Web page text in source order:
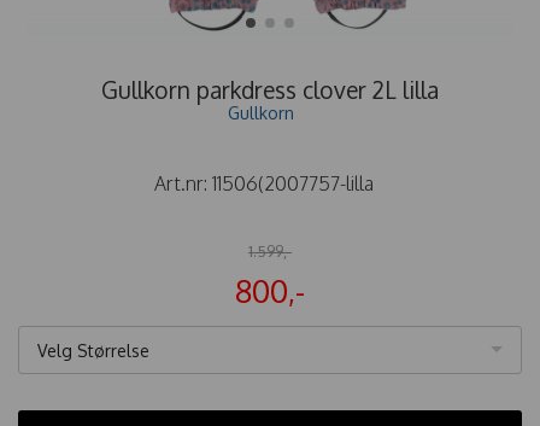
Gullkorn parkdress clover 2L lilla
Gullkorn
Art.nr: 11506(2007757-lilla
1.599,-
800,-
Velg Størrelse